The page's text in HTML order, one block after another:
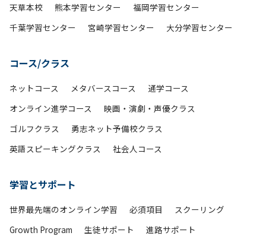
天草本校 熊本学習センター
福岡学習センター
千葉学習センター
宮崎学習センター 大分学習センター
コース/クラス
ネットコース メタバースコース
通学コース
オンライン進学コース
映画・演劇・声優クラス
ゴルフクラス
勇志ネット予備校クラス
英語スピーキングクラス
社会人コース
学習とサポート
世界最先端のオンライン学習 必須項目
スクーリング
Growth Program
生徒サポート
進路サポート